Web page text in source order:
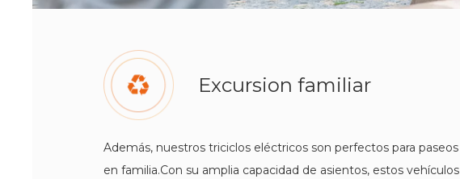
Excursion familiar
Además, nuestros triciclos eléctricos son perfectos para paseos
en familia.Con su amplia capacidad de asientos, estos vehículos